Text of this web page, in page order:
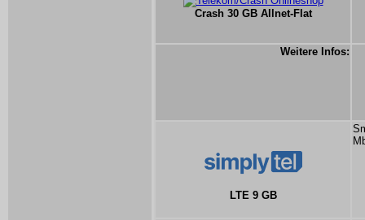
Crash 30 GB Allnet-Flat
Weitere Infos:
LTE 9 GB